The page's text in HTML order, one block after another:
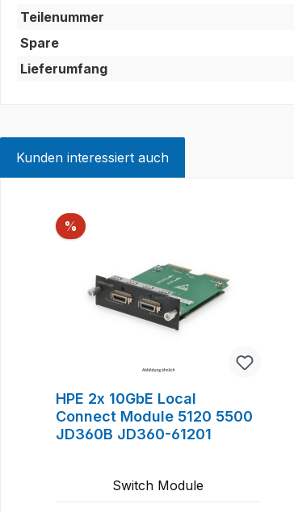
Teilenummer
Spare
Lieferumfang
Kunden interessiert auch
% Rabatt
HPE 2x 10GbE Local
Connect Module 5120 5500
JD360B JD360-61201
Switch Module